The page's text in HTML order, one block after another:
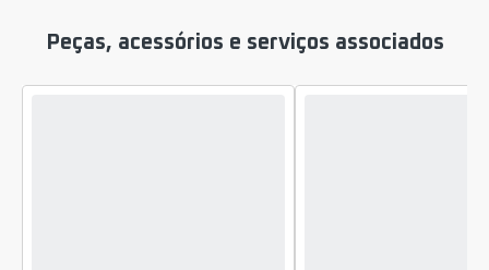
Peças, acessórios e serviços associados